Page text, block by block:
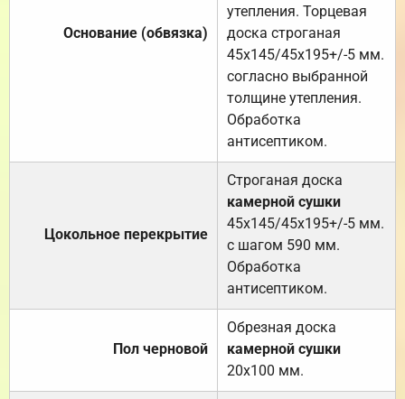
Основание (обвязка)
утепления. Торцевая
доска строганая
45х145/45х195+/-5 мм.
согласно выбранной
толщине утепления.
Обработка
антисептиком.
Цокольное перекрытие
Строганая доска
камерной сушки
45х145/45х195+/-5 мм.
с шагом 590 мм.
Обработка
антисептиком.
Пол черновой
Обрезная доска
камерной сушки
20х100 мм.